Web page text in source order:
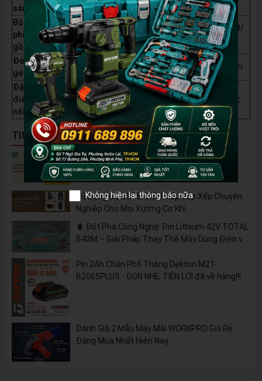
sản xuất
Bộ sản
phẩm
gồm
7 đầu tuýp tác động DR 1/2"các kích cỡ:10/ 12/ 13/
14/ 15/ 17/ 19mm
Đóng
gói
Được cố định trong khung nhựa, đóng gói bằng vỉ đôi
Đặc
điểm
nổi bật
Chuyên dùng cho máy siết bu lông/ốc vít tác động
(máy impact), độ bền cao, chống biến dạng, chịu lực
siết lớn.
TIN NỔI BẬT
5 Cách Tận Dụng Máy Phun Xịt Áp Lực Cao
Không Chỉ Để Rửa Xe
Tủ Dụng Cụ CSPS: Giải Pháp Sắp Xếp Chuyên
Nghiệp Cho Mọi Xưởng Cơ Khí
🔋 Đột Phá Công Nghệ: Pin Lithium 42V TOTAL
B42M – Giải Pháp Thay Thế Máy Dùng Điện và
Pin 2Ah Chân Phổ Thông Dekton M21-
B2065PLUS - GỌN NHẸ, TIỆN LỢI đã về hàng!!!
Đánh Giá 2 Mẫu Máy Mài WORKPRO Giá Rẻ
Đáng Mua Nhất Hiện Nay
Không hiện lại thông báo nữa